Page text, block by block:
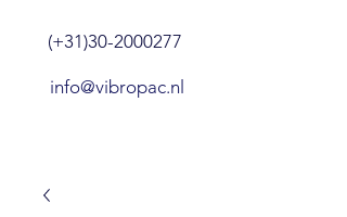
(+31)30-2000277
info@vibropac.nl